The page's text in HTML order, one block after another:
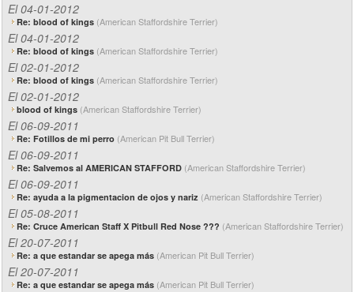
El 04-01-2012
Re: blood of kings (American Staffordshire Terrier)
El 04-01-2012
Re: blood of kings (American Staffordshire Terrier)
El 02-01-2012
Re: blood of kings (American Staffordshire Terrier)
El 02-01-2012
blood of kings (American Staffordshire Terrier)
El 06-09-2011
Re: Fotillos de mi perro (American Pit Bull Terrier)
El 06-09-2011
Re: Salvemos al AMERICAN STAFFORD (American Staffordshire Terrier)
El 06-09-2011
Re: ayuda a la pigmentacion de ojos y nariz (American Staffordshire Terrier)
El 05-08-2011
Re: Cruce American Staff X Pitbull Red Nose ??? (American Staffordshire Terrier)
El 20-07-2011
Re: a que estandar se apega más (American Pit Bull Terrier)
El 20-07-2011
Re: a que estandar se apega más (American Pit Bull Terrier)